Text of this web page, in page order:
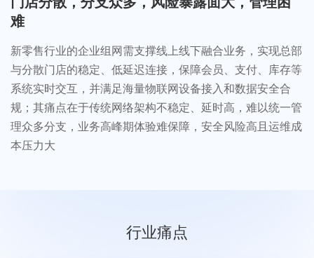
难
新零售行业的企业组网需支撑线上线下融合业务，实现总部
与分散门店的稳定、低延迟连接，保障会员、支付、库存等
系统实时交互，并满足海量物联网设备接入和数据安全合
规；其痛点在于传统网络架构不稳定、延时高，难以统一管
理众多分支，业务高峰期体验难保障，安全风险高且运维成
本压力大
行业痛点